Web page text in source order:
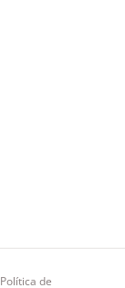
Política de